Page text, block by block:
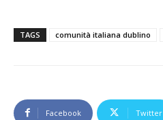
TAGS comunità italiana dublino
Facebook Twitter